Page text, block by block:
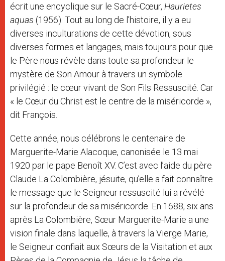
écrit une encyclique sur le Sacré-Cœur, Haurietes
aquas (1956). Tout au long de l’histoire, il y a eu
diverses inculturations de cette dévotion, sous
diverses formes et langages, mais toujours pour que
le Père nous révèle dans toute sa profondeur le
mystère de Son Amour à travers un symbole
privilégié : le cœur vivant de Son Fils Ressuscité. Car
« le Cœur du Christ est le centre de la miséricorde »,
dit François.
Cette année, nous célébrons le centenaire de
Marguerite-Marie Alacoque, canonisée le 13 mai
1920 par le pape Benoît XV. C’est avec l’aide du père
Claude La Colombière, jésuite, qu’elle a fait connaître
le message que le Seigneur ressuscité lui a révélé
sur la profondeur de sa miséricorde. En 1688, six ans
après La Colombière, Sœur Marguerite-Marie a une
vision finale dans laquelle, à travers la Vierge Marie,
le Seigneur confiait aux Sœurs de la Visitation et aux